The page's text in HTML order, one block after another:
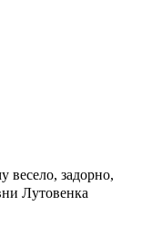
задорно,
Лутовенка